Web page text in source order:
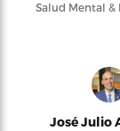
Salud Mental &
José Julio